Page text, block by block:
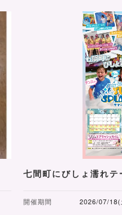
七間町にびしょ濡れテ
開催期間 2026/07/